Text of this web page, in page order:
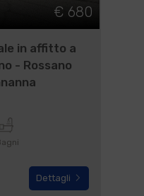
€ 680
in affitto a
- Rossano
Dettagli